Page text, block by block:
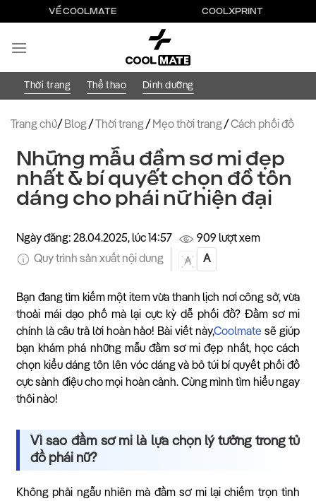
qua
nội
VỀ COOLMATE COOLXPRINT
Thời trang Thể thao Dinh dưỡng
Trang chủ/ Blog/ Thời trang/ Mẹo thời trang/Cách phối đồ
Những mẫu đầm sơ mi đẹp
nhất & bí quyết chọn đồ tôn
dáng cho phái nữ hiện đại
Ngày đăng: 28.04.2025, lúc 14:57
909 lượt xem
Quy trình sản xuất nội dung
A A
Bạn đang tìm kiếm một item vừa thanh lịch nơi công sở, vừa
thoải mái dạo phố mà lại cực kỳ dễ phối đồ? Đầm sơ mi
chính là câu trả lời hoàn hảo! Bài viết này,Coolmate sẽ giúp
bạn khám phá những mẫu đầm sơ mi đẹp nhất, học cách
chọn kiểu dáng tôn lên vóc dáng và bỏ túi bí quyết phối đồ
cực sành điệu cho mọi hoàn cảnh. Cùng mình tìm hiểu ngay
thôi nào!
Vì sao đầm sơ mi là lựa chọn lý tưởng trong tủ
đồ phái nữ?
Không phải ngẫu nhiên mà đầm sơ mi lại chiếm trọn tình